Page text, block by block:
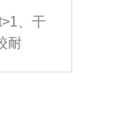
就
油现
，
磨
异
球头
、干
耐